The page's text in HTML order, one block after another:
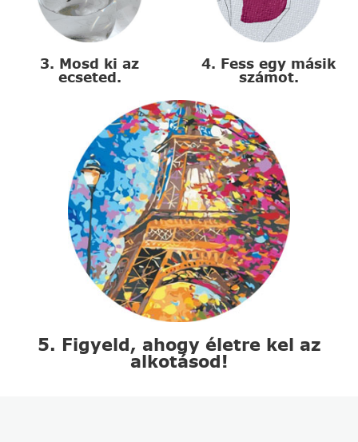
3. Mosd ki az
ecseted.
4. Fess egy másik
számot.
5. Figyeld, ahogy életre kel az
alkotásod!